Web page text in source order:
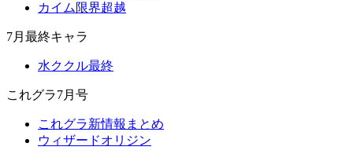
カイム限界超越
7月最終キャラ
水ククル最終
これグラ7月号
これグラ新情報まとめ
ウィザードオリジン